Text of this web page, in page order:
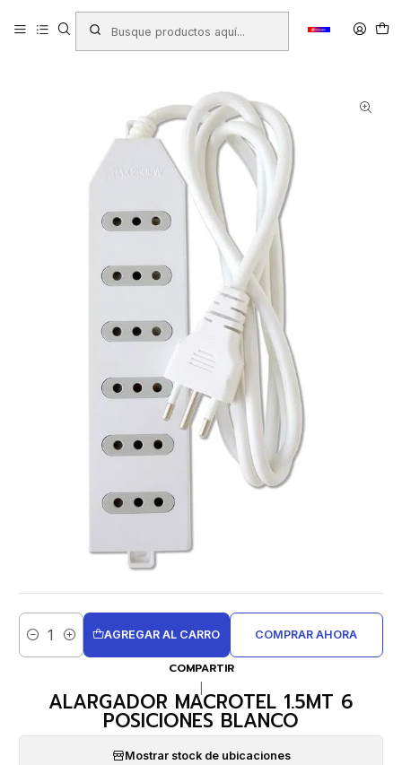
Productos FERRETERÍA Electricidad - Iluminación
Alargadores - Protectores
ALARGADOR MACROTEL 1.5MT 6 POSICIONES BLANCO
Cantidad
AGREGAR AL CARRO COMPRAR AHORA
COMPARTIR
ALARGADOR MACROTEL 1.5MT 6
POSICIONES BLANCO
Mostrar stock de ubicaciones